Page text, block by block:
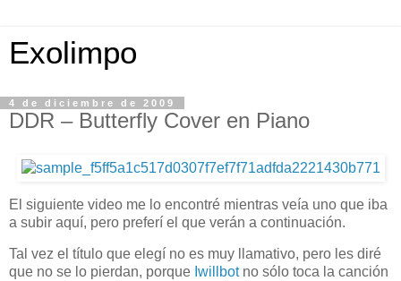
Exolimpo
4 de diciembre de 2009
DDR – Butterfly Cover en Piano
El siguiente video me lo encontré mientras veía uno que iba
a subir aquí, pero preferí el que verán a continuación.
Tal vez el título que elegí no es muy llamativo, pero les diré
que no se lo pierdan, porque Iwillbotno sólo toca la canción